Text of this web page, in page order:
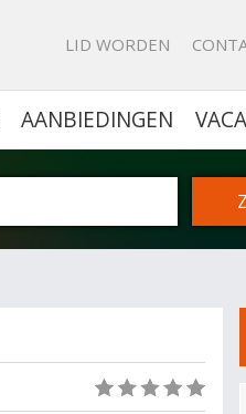
LID WORDEN
AANBIEDINGEN